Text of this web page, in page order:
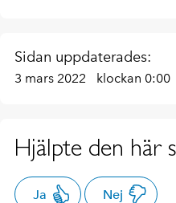
Sidan uppdaterades:
3 mars 2022 klockan 0:00
Hjälpte den här
Ja Nej